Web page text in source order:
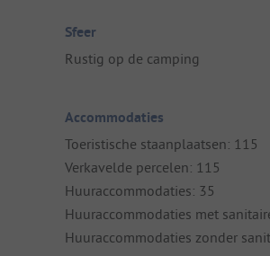
Sfeer
Rustig op de camping
Accommodaties
Toeristische staanplaatsen: 115
Verkavelde percelen: 115
Huuraccommodaties: 35
Huuraccommodaties met
Huuraccommodaties zonder